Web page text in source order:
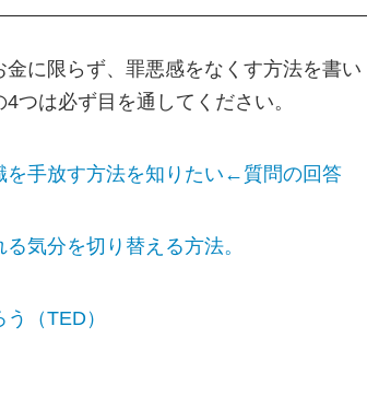
に限らず、罪悪感をなくす方法を書い
つは必ず目を通してください。
を手放す方法を知りたい←質問の回答
気分を切り替える方法。
（TED）